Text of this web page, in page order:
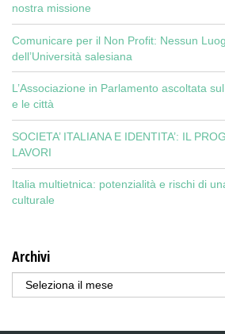
nostra missione
Comunicare per il Non Profit: Nessun
dell’Università salesiana
L’Associazione in Parlamento ascoltata
e le città
SOCIETA’ ITALIANA E IDENTITA’: IL
LAVORI
Italia multietnica: potenzialità e rischi di
culturale
Archivi
Archivi